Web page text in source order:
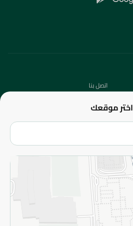
اختر موقعك
اتصل بنا
الفروع
سياسة الاستخدام